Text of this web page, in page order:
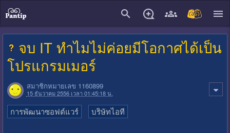
จบ IT ทำไมไม่ค่อยมีโอกาศได้เป็น
โปรแกรมเมอร์
สมาชิกหมายเลข 1160899
15 ธันวาคม 2556 เวลา 01:45:18 น.
การพัฒนาซอฟต์แวร์ บริษัทไอที
close